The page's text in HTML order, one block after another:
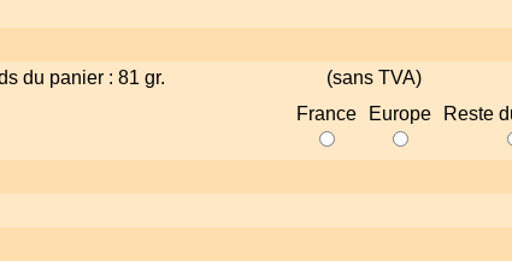
du panier : 81 gr.
(sans TVA)
France Europe Reste